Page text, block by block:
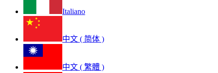
Italiano
中文 ( 简体 )
中文 ( 繁體 )